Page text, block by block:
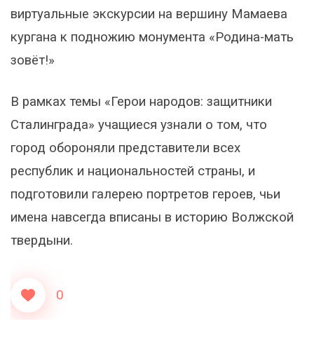
виртуальные экскурсии на вершину Мамаева
кургана к подножию монумента «Родина-мать
зовёт!»
В рамках темы «Герои народов: защитники
Сталинграда» учащиеся узнали о том, что
город обороняли представители всех
республик и национальностей страны, и
подготовили галерею портретов героев, чьи
имена навсегда вписаны в историю Волжской
твердыни.
0